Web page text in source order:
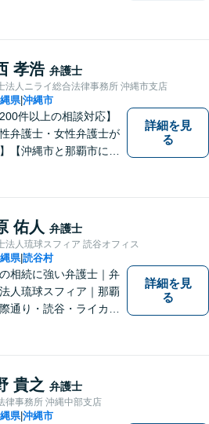
なご相談に対応してお
。スピード感を持っ
つ丁寧な対応を心がけ
すので、ぜひ気兼ねな
相談ください。
孝浩 弁護士
法人ニライ総合法律事務所 沖縄市支店
県|沖縄市
200件以上の相談対応】
性弁護士・女性弁護士が
【沖縄市と那覇市に事
など幅広く対応しま
「沖縄ならではの習慣」
した弁護士が多数在
詳細を見
る
佑人 弁護士
法人琉球スフィア 読谷オフィス
県|読谷村
相続に強い弁護士｜弁
人琉球スフィア｜那覇
通り・読谷・ライカム
料相談を実施｜お気軽
絡ください！
詳細を見
る
貴之 弁護士
律事務所 沖縄中部支店
県|沖縄市